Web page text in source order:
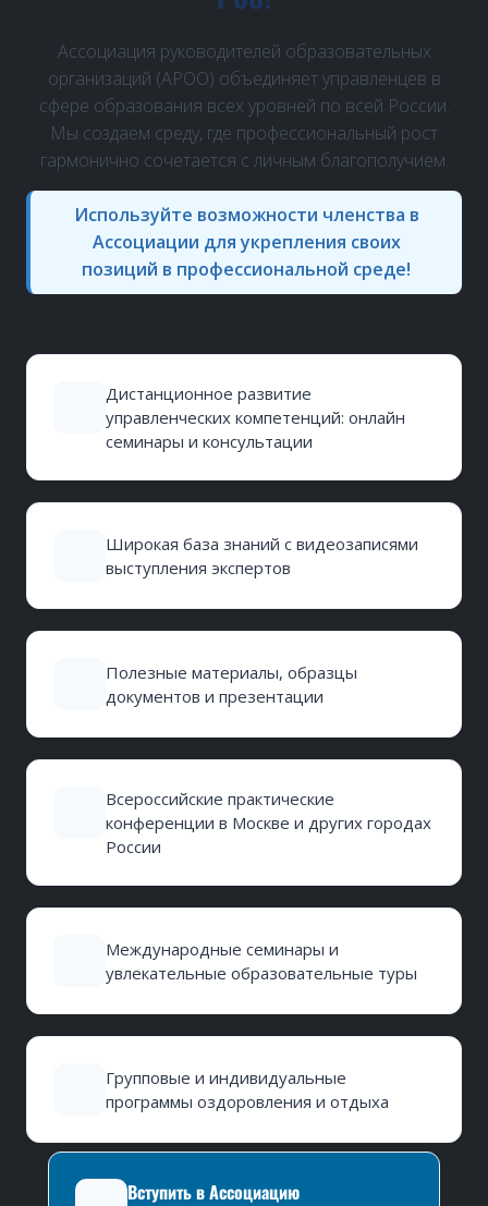
Ассоциация руководителей образовательных
организаций (АРОО) объединяет управленцев в
сфере образования всех уровней по всей России.
Мы создаем среду, где профессиональный рост
гармонично сочетается с личным благополучием.
Используйте возможности членства в
Ассоциации для укрепления своих
позиций в профессиональной среде!
Дистанционное развитие
управленческих компетенций: онлайн
семинары и консультации
Широкая база знаний с видеозаписями
выступления экспертов
Полезные материалы, образцы
документов и презентации
Всероссийские практические
конференции в Москве и других городах
России
Международные семинары и
увлекательные образовательные туры
Групповые и индивидуальные
программы оздоровления и отдыха
Вступить в Ассоциацию